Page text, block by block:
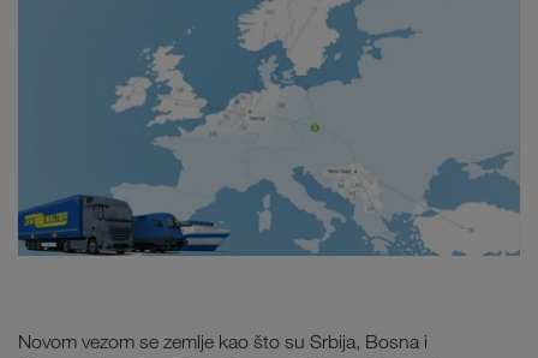
Novom vezom se zemlje kao što su Srbija, Bosna i